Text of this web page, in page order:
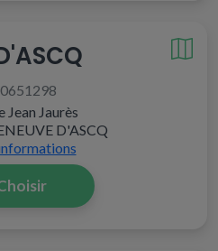
Jean Jaurès
D'ASCQ